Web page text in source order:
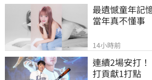
最遺憾童年記
當年真不懂事
14小時前
連續2場安打
打貢獻1打點